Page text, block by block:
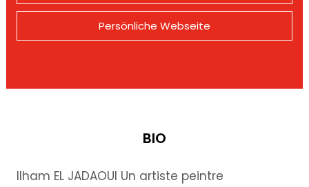
Persönliche Webseite
BIO
Ilham EL JADAOUI Un artiste peintre